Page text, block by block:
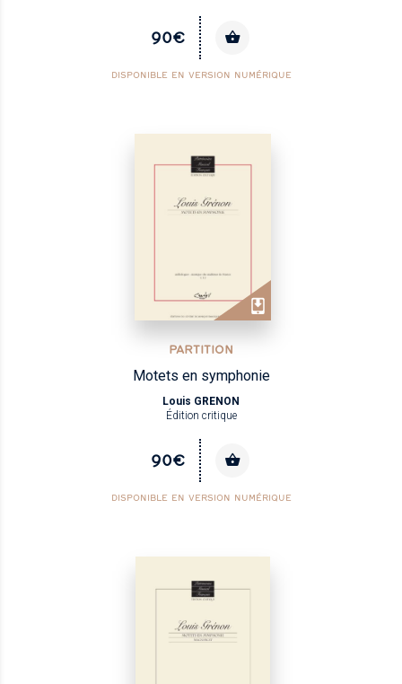
90€
DISPONIBLE EN VERSION NUMÉRIQUE
PARTITION
Motets en symphonie
Louis GRENON
Édition critique
90€
DISPONIBLE EN VERSION NUMÉRIQUE